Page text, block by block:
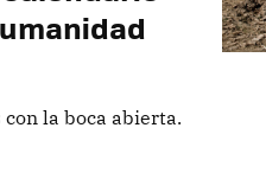
la boca abierta.